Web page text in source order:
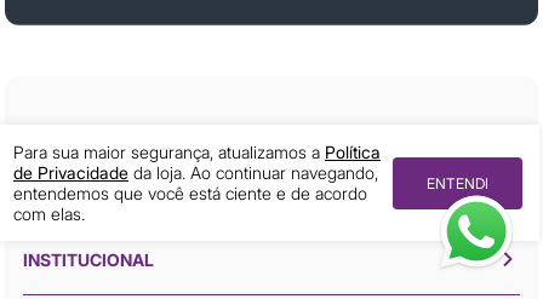
Para sua maior segurança, atualizamos a Política
de Privacidade da loja. Ao continuar navegando,
entendemos que você está ciente e de acordo
com elas.
ENTENDI
INSTITUCIONAL